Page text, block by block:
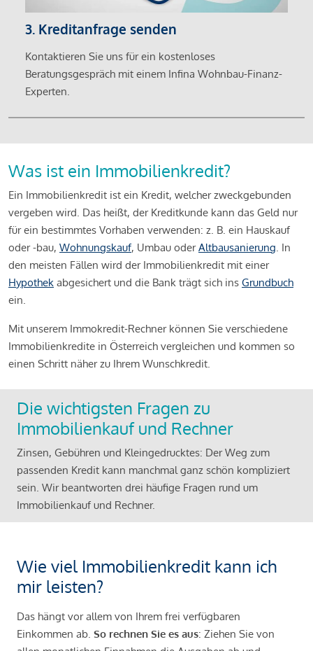
3. Kreditanfrage senden
Kontaktieren Sie uns für ein kostenloses
Beratungsgespräch mit einem Infina Wohnbau-Finanz-
Experten.
Was ist ein Immobilienkredit?
Ein Immobilienkredit ist ein Kredit, welcher zweckgebunden
vergeben wird. Das heißt, der Kreditkunde kann das Geld nur
für ein bestimmtes Vorhaben verwenden: z. B. ein Hauskauf
oder -bau, Wohnungskauf, Umbau oderAltbausanierung. In
den meisten Fällen wird der Immobilienkredit mit einer
Hypothek abgesichert und die Bank trägt sich ins Grundbuch
ein.
Mit unserem Immokredit-Rechner können Sie verschiedene
Immobilienkredite in Österreich vergleichen und kommen so
einen Schritt näher zu Ihrem Wunschkredit.
Die wichtigsten Fragen zu
Immobilienkauf und Rechner
Zinsen, Gebühren und Kleingedrucktes: Der Weg zum
passenden Kredit kann manchmal ganz schön kompliziert
sein. Wir beantworten drei häufige Fragen rund um
Immobilienkauf und Rechner.
Wie viel Immobilienkredit kann ich
mir leisten?
Das hängt vor allem von Ihrem frei verfügbaren
Einkommen ab. So rechnen Sie es aus: Ziehen Sie von